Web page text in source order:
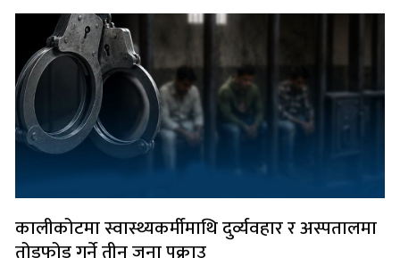
कालीकोटमा स्वास्थ्यकर्मीमाथि दुर्व्यवहार र अस्पतालमा